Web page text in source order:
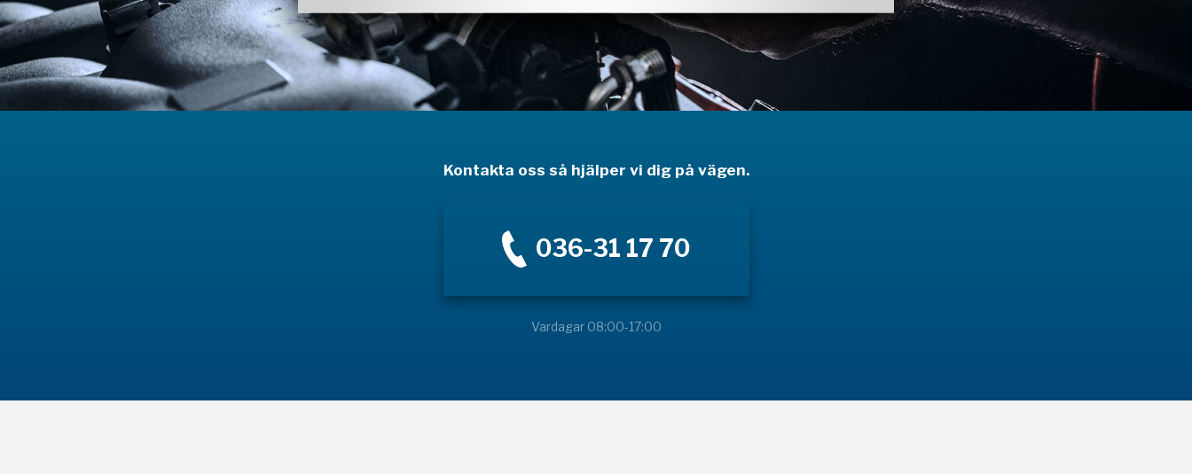
Kontakta oss så hjälper vi dig på vägen.
036-31 17 70
Vardagar 08:00-17:00